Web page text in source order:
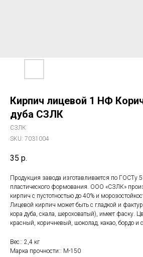
Кирпич лицевой 1 НФ
дуба СЗЛК
СЗЛК
SKU: 7031004
35 р.
Продукция завода изготавливается по ГОСТу
пластического формования. ООО «СЗЛК»
кирпич с пустотностью до 40% и
Лицевой кирпич может быть с гладкой и
кора дуба, скала, шероховатый), имеет фаску.
красный, коричневый, шоколад, какао, бордо и
Вес:: 2,4 кг
Марка прочности:: М-150